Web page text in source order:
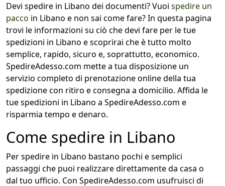
Devi spedire in Libano dei documenti? Vuoi spedire un
pacco in Libano e non sai come fare? In questa pagina
trovi le informazioni su ciò che devi fare per le tue
spedizioni in Libano e scoprirai che è tutto molto
semplice, rapido, sicuro e, soprattutto, economico.
SpedireAdesso.com mette a tua disposizione un
servizio completo di prenotazione online della tua
spedizione con ritiro e consegna a domicilio. Affida le
tue spedizioni in Libano a SpedireAdesso.com e
risparmia tempo e denaro.
Come spedire in Libano
Per spedire in Libano bastano pochi e semplici
passaggi che puoi realizzare direttamente da casa o
dal tuo ufficio. Con SpedireAdesso.com usufruisci di